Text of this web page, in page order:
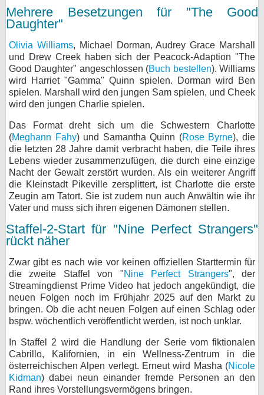
Mehrere Besetzungen für "The Good
Daughter"
Olivia Williams, Michael Dorman, Audrey Grace Marshall
und Drew Creek haben sich der Peacock-Adaption "The
Good Daughter" angeschlossen (Buch bestellen). Williams
wird Harriet "Gamma" Quinn spielen. Dorman wird Ben
spielen. Marshall wird den jungen Sam spielen, und Cheek
wird den jungen Charlie spielen.
Das Format dreht sich um die Schwestern Charlotte
(Meghann Fahy) und Samantha Quinn (Rose Byrne), die
die letzten 28 Jahre damit verbracht haben, die Teile ihres
Lebens wieder zusammenzufügen, die durch eine einzige
Nacht der Gewalt zerstört wurden. Als ein weiterer Angriff
die Kleinstadt Pikeville zersplittert, ist Charlotte die erste
Zeugin am Tatort. Sie ist zudem nun auch Anwältin wie ihr
Vater und muss sich ihren eigenen Dämonen stellen.
Staffel-2-Start für "Nine Perfect Strangers"
rückt näher
Zwar gibt es nach wie vor keinen offiziellen Starttermin für
die zweite Staffel von "Nine Perfect Strangers", der
Streamingdienst Prime Video hat jedoch angekündigt, die
neuen Folgen noch im Frühjahr 2025 auf den Markt zu
bringen. Ob die acht neuen Folgen auf einen Schlag oder
bspw. wöchentlich veröffentlicht werden, ist noch unklar.
In Staffel 2 wird die Handlung der Serie vom fiktionalen
Cabrillo, Kalifornien, in ein Wellness-Zentrum in die
österreichischen Alpen verlegt. Erneut wird Masha (Nicole
Kidman) dabei neun einander fremde Personen an den
Rand ihres Vorstellungsvermögens bringen.